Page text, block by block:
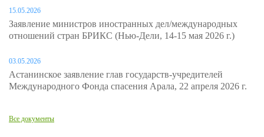
15.05.2026
Заявление министров иностранных дел/международных
отношений стран БРИКС (Нью-Дели, 14-15 мая 2026 г.)
03.05.2026
Астанинское заявление глав государств-учредителей
Международного Фонда спасения Арала, 22 апреля 2026 г.
Все документы